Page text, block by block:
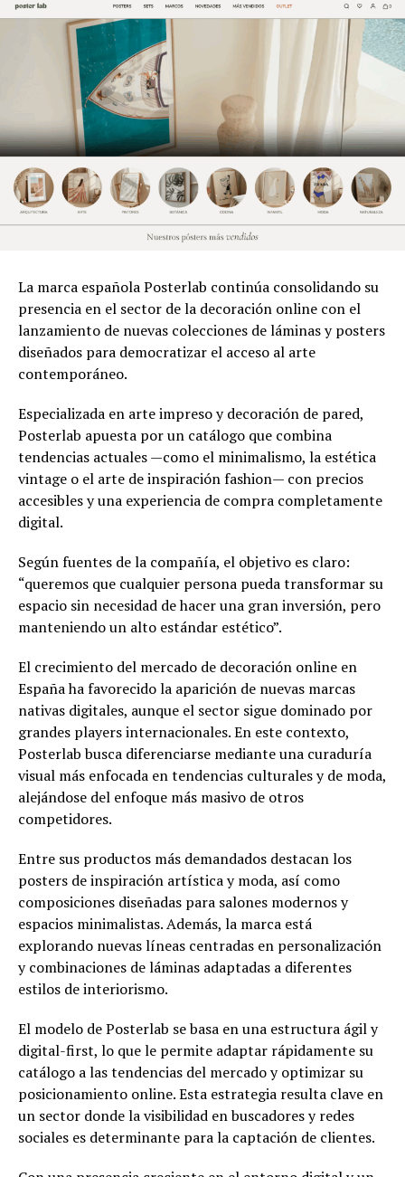
La marca española Posterlab continúa consolidando su
presencia en el sector de la decoración online con el
lanzamiento de nuevas colecciones de láminas y posters
diseñados para democratizar el acceso al arte
contemporáneo.
Especializada en arte impreso y decoración de pared,
Posterlab apuesta por un catálogo que combina
tendencias actuales —como el minimalismo, la estética
vintage o el arte de inspiración fashion— con precios
accesibles y una experiencia de compra completamente
digital.
Según fuentes de la compañía, el objetivo es claro:
“queremos que cualquier persona pueda transformar su
espacio sin necesidad de hacer una gran inversión, pero
manteniendo un alto estándar estético”.
El crecimiento del mercado de decoración online en
España ha favorecido la aparición de nuevas marcas
nativas digitales, aunque el sector sigue dominado por
grandes players internacionales. En este contexto,
Posterlab busca diferenciarse mediante una curaduría
visual más enfocada en tendencias culturales y de moda,
alejándose del enfoque más masivo de otros
competidores.
Entre sus productos más demandados destacan los
posters de inspiración artística y moda, así como
composiciones diseñadas para salones modernos y
espacios minimalistas. Además, la marca está
explorando nuevas líneas centradas en personalización
y combinaciones de láminas adaptadas a diferentes
estilos de interiorismo.
El modelo de Posterlab se basa en una estructura ágil y
digital-first, lo que le permite adaptar rápidamente su
catálogo a las tendencias del mercado y optimizar su
posicionamiento online. Esta estrategia resulta clave en
un sector donde la visibilidad en buscadores y redes
sociales es determinante para la captación de clientes.